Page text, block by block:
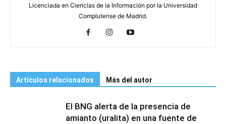
Licenciada en Ciencias de la Información por la Universidad
Complutense de Madrid.
Artículos relacionados Más del autor
El BNG alerta de la presencia de
amianto (uralita) en una fuente de